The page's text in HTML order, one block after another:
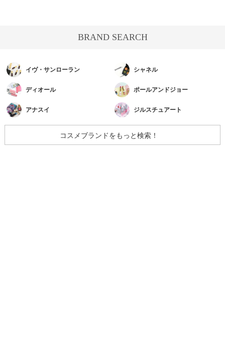
BRAND SEARCH
イヴ・サンローラン シャネル
ディオール ポールアンドジョー
アナスイ ジルスチュアート
コスメブランドをもっと検索！